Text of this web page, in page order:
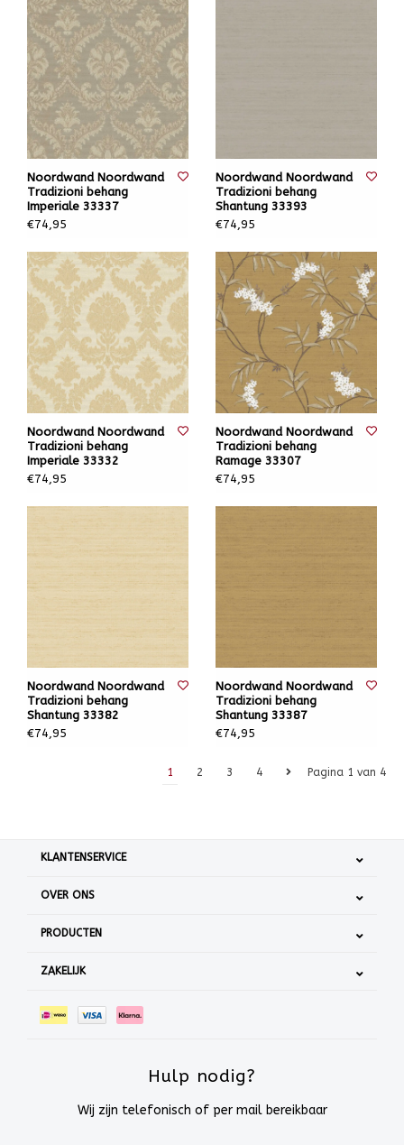
Noordwand Noordwand
Tradizioni behang
Imperiale 33337
€74,95
Noordwand Noordwand
Tradizioni behang
Shantung 33393
€74,95
Noordwand Noordwand
Tradizioni behang
Imperiale 33332
€74,95
Noordwand Noordwand
Tradizioni behang
Ramage 33307
€74,95
Noordwand Noordwand
Tradizioni behang
Shantung 33382
€74,95
Noordwand Noordwand
Tradizioni behang
Shantung 33387
€74,95
Pagina 1 van 4
1 2 3 4
KLANTENSERVICE
OVER ONS
PRODUCTEN
ZAKELIJK
Hulp nodig?
Wij zijn telefonisch of per mail bereikbaar